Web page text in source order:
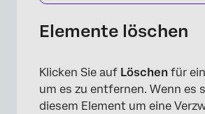
Elemente löschen
Klicken Sie auf Löschen für
um es zu entfernen. Wenn es
diesem Element um eine